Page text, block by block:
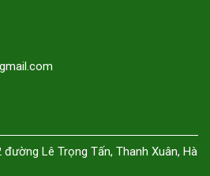
Lê Trọng Tấn, Thanh Xuân, Hà